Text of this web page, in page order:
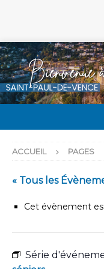
ACCUEIL PAGES
« Tous les
Cet évènement
Série